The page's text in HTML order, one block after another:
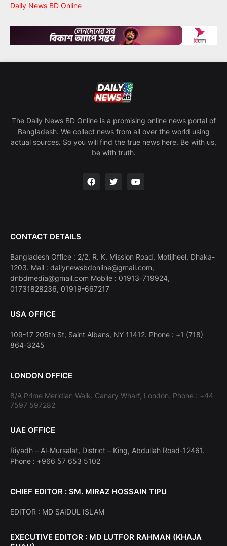
Daily News BD Online
The Daily News BD Online is a promising online news portal of
Bangladesh. We collect news from all over the world using
actual sources. So you will find the true news here. Be with us,
be with truth.
CONTACT DETAILS
Bangladesh Office : 2/2, R. K. Mission Road, Motijheel, Dhaka-
1203. Mail : dailynewsbdonline@gmail.com,
dnbdmedia@gmail.com Mobile : 01913-719924,
01731828236, 01919-667217
USA OFFICE
109-17 205th St, Saint Albans, NY 11412. Phone : +1 (718)
864-3245
LONDON OFFICE
8/A Prime Meridian Walk. Canary Wharf, London. Phone : +44
7597 597282
UAE OFFICE
Riyadh – Al-Mursalat, District – King, Abdullah Road-12461.
Phone : +966 57 653 5102
CHIEF EDITOR : SM. MIRAZ HOSSAIN TIPU
EDITOR : MD SAIDUL ISLAM
EXECUTIVE EDITOR : MD LUTFOR RAHMAN (KHAJA